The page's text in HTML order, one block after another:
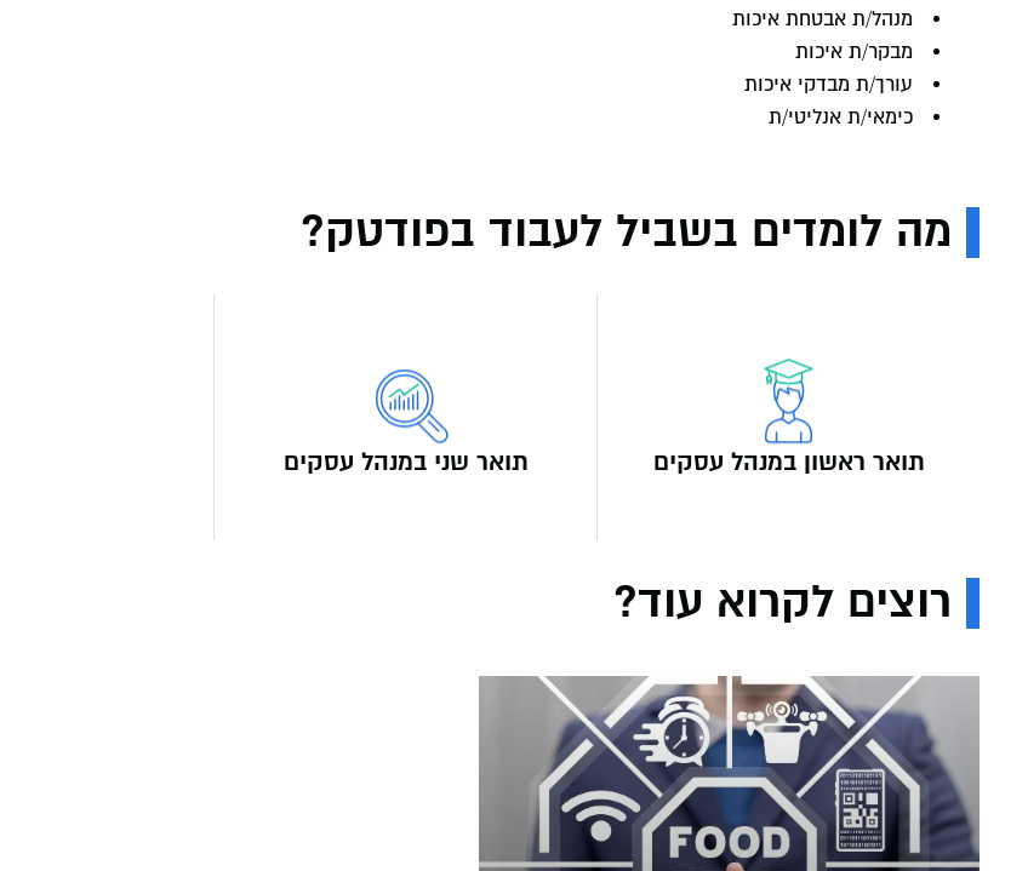
מנהל/ת אבטחת איכות
מבקר/ת איכות
עורך/ת מבדקי איכות
כימאי/ת אנליטי/ת
מה לומדים בשביל לעבוד בפודטק?
תואר ראשון במנהל עסקים תואר שני במנהל עסקים
רוצים לקרוא עוד?